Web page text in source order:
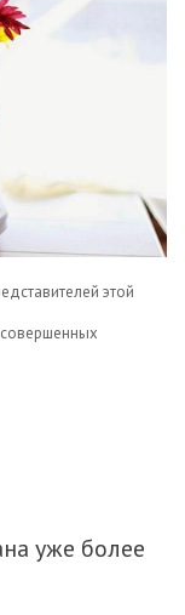
этой
уже более